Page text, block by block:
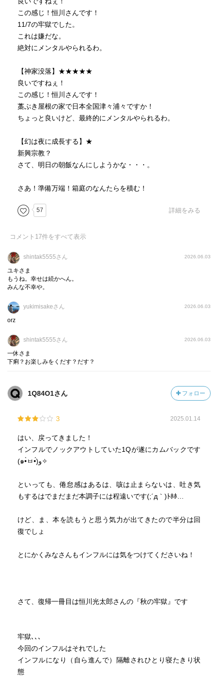
この感じ！恒川さんです！
11/7の牢獄でした。
これは嫌だな。
絶対にメンタルやられるわ。
【神家没落】★★★★★
良いですねぇ！
この感じ！恒川さんです！
藁ぶき屋根の家で日本全国津々浦々ですか！
ちょっと良いけど、最終的にメンタルやられるわ。
【幻は夜に成長する】★
新興宗教？
さて、明日の朝飯なんにしようかな・・・。
さあ！準備万端！箱庭のなんたらを積む！
57 詳細をみる
コメント 17件をすべて表示
shintak5555さん 2026.06.03
ユキさま
もうね。幸せは続かへん。
みんな不幸や。
yukimisakeさん 2026.06.03
orz
shintak5555さん 2026.06.03
一休さま
下痢？お楽しみをくだす？だす？
1Q84O1さん フォロー
3 2025.01.14
はい、戻ってきました！
インフルでノックアウトしていた1Qが遂にカムバックです
(๑•̀ㅂ•́)و✧
といっても、倦怠感はあるは、咳は止まらないは、吐き気
もするはでまだまだ本調子には程遠いです(;´д｀)ﾄﾎﾎ…
けど、ま、本を読もうと思う気力が出てきたので半分は回
復でしょ
とにかくみなさんもインフルには気をつけてくださいね！
さて、復帰一冊目は恒川光太郎さんの『秋の牢獄』です
牢獄､､､
今回のインフルはそれでした
インフルになり（自ら進んで）隔離されひとり寝たきり状
態